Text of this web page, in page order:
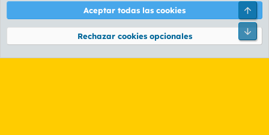
Términos y reglas Política de privacidad Ayuda
Community platform by XenForo® © 2010-2026 XenForo Ltd.
Aceptar todas las cookies
Rechazar cookies opcionales
Pie